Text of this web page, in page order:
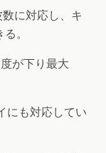
に対応し、キ
。
が下り最大
にも対応してい